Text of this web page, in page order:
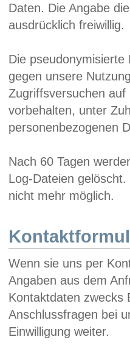
Daten. Die Angabe
ausdrücklich freiwillig.
Die
gegen unsere
Zugriffsversuchen
vorbehalten, unter
personenbezogenen
Nach 60 Tagen
Log-Dateien
nicht mehr möglich.
Wenn sie uns per
Angaben aus dem
Kontaktdaten zwecks
Anschlussfragen bei
Einwilligung weiter.